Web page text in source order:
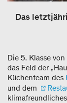
Das
Die 5. Klasse
das Feld der
Küchenteam des
und dem